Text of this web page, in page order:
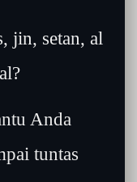
jin, setan, al
Anda
tuntas